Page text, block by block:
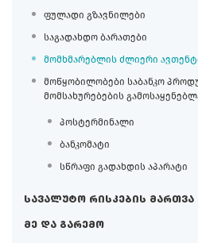
ფულადი გზავნილები
საგადახდო ბარათები
მომხმარებლის ძლიერი
მოწყობილობები საბანკო
მომსახურებების
პოსტერმინალი
ბანკომატი
სწრაფი გადახდის აპარატი
სავალუტო რისკების მართვა
მე და გარემო